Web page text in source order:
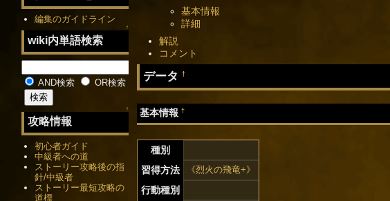
基本情報
詳細
解説
コメント
データ †
基本情報 †
種別
習得方法
《烈火の飛竜+》
行動種別
編集のガイドライン
↑
wiki内単語検索
AND検索 OR検索
↑
攻略情報
初心者ガイド
中級者への道
ストーリー攻略後の指
針/中級者
ストーリー最短攻略の
道標